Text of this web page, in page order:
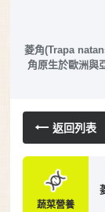
菱角(Trapa
角原生於歐洲與
返回列表
蔬菜營養